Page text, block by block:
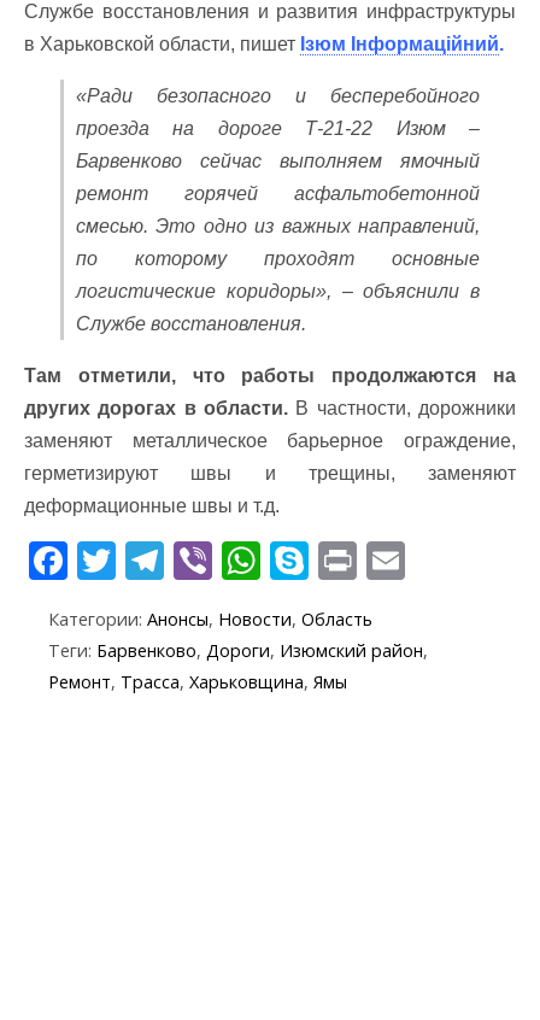
Службе восстановления и развития инфраструктуры
в Харьковской области, пишет Ізюм Інформаційний.
«Ради безопасного и бесперебойного
проезда на дороге Т-21-22 Изюм –
Барвенково сейчас выполняем ямочный
ремонт горячей асфальтобетонной
смесью. Это одно из важных направлений,
по которому проходят основные
логистические коридоры», – объяснили в
Службе восстановления.
Там отметили, что работы продолжаются на
других дорогах в области. В частности, дорожники
заменяют металлическое барьерное ограждение,
герметизируют швы и трещины, заменяют
деформационные швы и т.д.
F
e
b
T
itt
er
T
e
gr
Vi
er
W
at
s
S
k
y
p
Pr
t ai
Категории: Анонсы, Новости, Область
Теги: Барвенково, Дороги, Изюмский район,
Ремонт, Трасса, Харьковщина, Ямы